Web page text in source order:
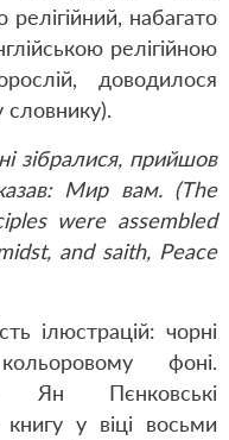
набагато
релігійною
доводилося
словнику).
зібралися, прийшов
Мир вам. (The
were assembled
and saith, Peace
ілюстрацій: чорні
фоні.
Ян Пєнковські
у віці восьми